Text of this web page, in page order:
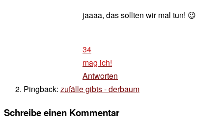
jaaaa, das sollten wir mal tun! 😉
34
mag ich!
Antworten
Pingback: zufälle gibts - derbaum
Schreibe einen Kommentar